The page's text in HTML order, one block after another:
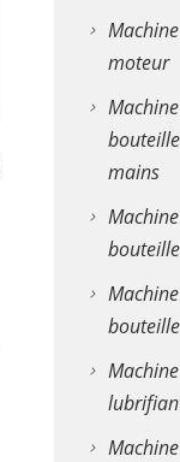
moteur
mains